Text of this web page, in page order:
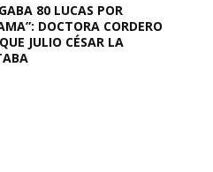
80 LUCAS POR
DOCTORA CORDERO
JULIO CÉSAR LA